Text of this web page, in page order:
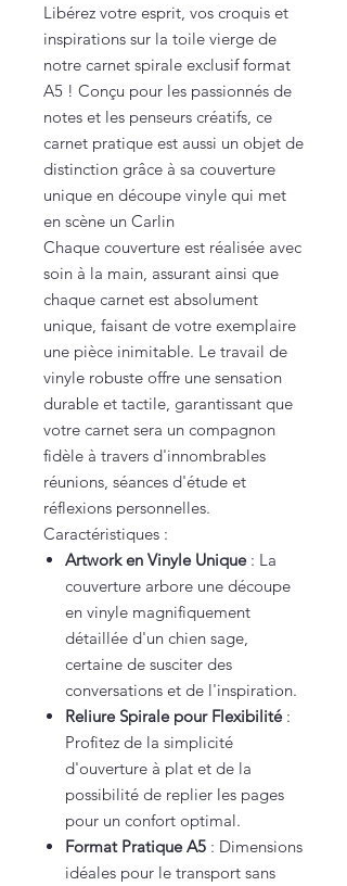
Libérez votre esprit, vos croquis et
inspirations sur la toile vierge de
notre carnet spirale exclusif format
A5 ! Conçu pour les passionnés de
notes et les penseurs créatifs, ce
carnet pratique est aussi un objet de
distinction grâce à sa couverture
unique en découpe vinyle qui met
en scène un Carlin
Chaque couverture est réalisée avec
soin à la main, assurant ainsi que
chaque carnet est absolument
unique, faisant de votre exemplaire
une pièce inimitable. Le travail de
vinyle robuste offre une sensation
durable et tactile, garantissant que
votre carnet sera un compagnon
fidèle à travers d'innombrables
réunions, séances d'étude et
réflexions personnelles.
Caractéristiques :
Artwork en Vinyle Unique: La
couverture arbore une découpe
en vinyle magnifiquement
détaillée d'un chien sage,
certaine de susciter des
conversations et de l'inspiration.
Reliure Spirale pour Flexibilité:
Profitez de la simplicité
d'ouverture à plat et de la
possibilité de replier les pages
pour un confort optimal.
Format Pratique A5 : Dimensions
idéales pour le transport sans